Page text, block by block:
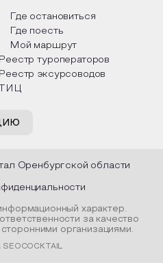
в
и
такой
как
Твардовского и
каждой строчке
восхищение
яркому времени
Где остановиться
Где поесть
Мой маршрут
Реестр туроператоров
Реестр эксурсоводов
ТИЦ
Оренбургской области
характер.
за качество
организациями.
SEOCOCKTAIL